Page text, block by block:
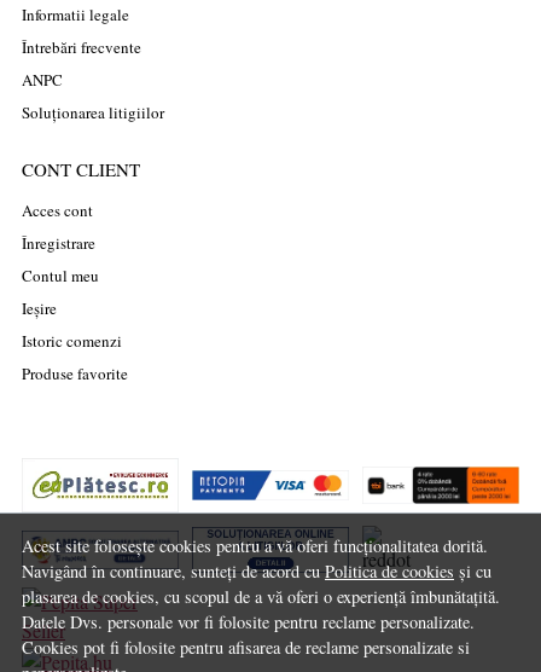
Acest site folosește cookies pentru a vă oferi funcționalitatea dorită.
Navigând în continuare, sunteți de acord cuPolitica de cookies și cu
plasarea de cookies, cu scopul de a vă oferi o experiență îmbunătațită.
Datele Dvs. personale vor fi folosite pentru reclame personalizate.
Cookies pot fi folosite pentru afisarea de reclame personalizate si
Informatii legale
Întrebări frecvente
ANPC
Soluționarea litigiilor
CONT CLIENT
Acces cont
Înregistrare
Contul meu
Ieșire
Istoric comenzi
Produse favorite